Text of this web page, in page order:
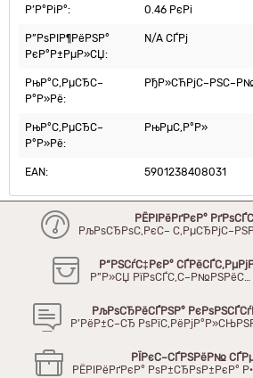
Р’Р°РіР°: 0.46 РєРі
Р”РѕРІР¶РёРЅР°
РєР°Р±РµР»СЏ:
N/A СЃРј
РњР°С‚РµСЂС–
Р°Р»Рё:
РњР°С‚РµСЂС–
Р°Р»Рё:
РњРµС‚Р°Р»
EAN: 5901238408031
РЁРІРёРґРєР°
РљРѕСЂРѕС‚РєС–
Р“РЅСѓС‡РєР°
Р”Р»СЏ РїРѕСЃС‚С–Р№РЅРёС…
РљРѕСЂРёСЃРЅР°
Р’РёР±С–СЂ
РЇРєС–СЃРЅРёР№
РЁРІРёРґРєР° РѕР±СЂРѕР±РєР°